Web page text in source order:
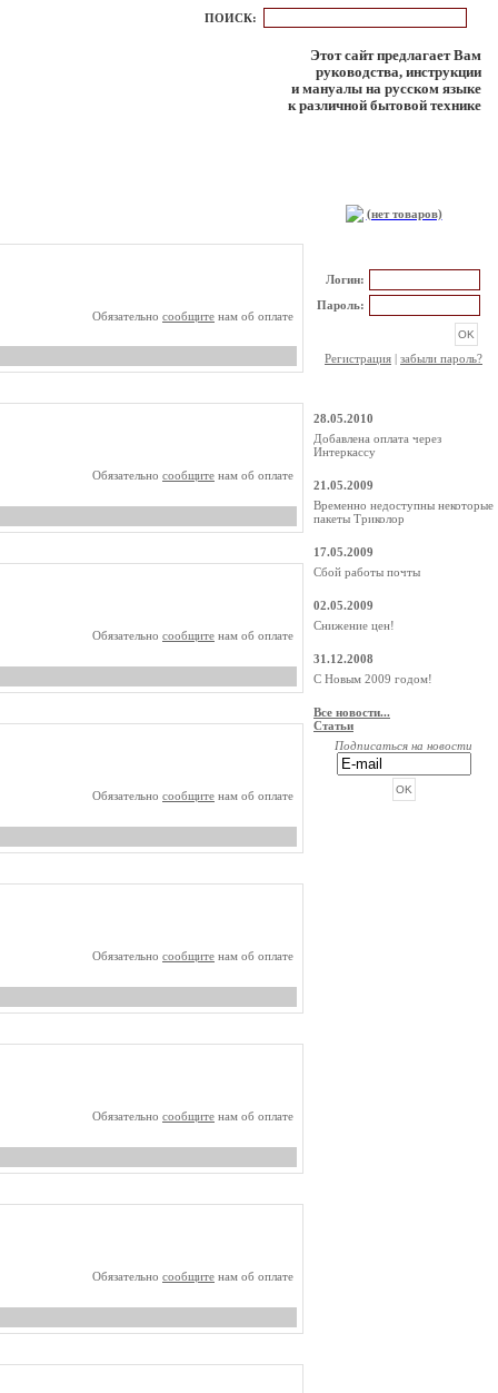
ПОИСК:
Этот сайт предлагает Вам
руководства, инструкции
и мануалы на русском языке
к различной бытовой технике
Обязательно сообщите нам об оплате
Обязательно сообщите нам об оплате
Обязательно сообщите нам об оплате
Обязательно сообщите нам об оплате
Обязательно сообщите нам об оплате
Обязательно сообщите нам об оплате
Обязательно сообщите нам об оплате
(нет товаров)
Логин:
Пароль:
Регистрация | забыли пароль?
28.05.2010
Добавлена оплата через
Интеркассу
21.05.2009
Временно недоступны некоторые
пакеты Триколор
17.05.2009
Сбой работы почты
02.05.2009
Снижение цен!
31.12.2008
С Новым 2009 годом!
Все новости...
Статьи
Подписаться на новости